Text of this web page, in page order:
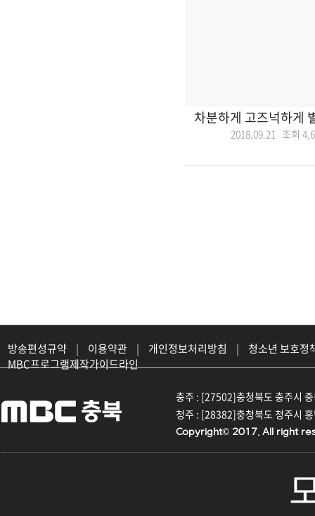
차분하게 고즈넉하게
2018.09.21 조회
방송편성규약 | 이용약관 | 개인정보처리방침 |
청소년 보호정
MBC프로그램제작가이드라인
충주 : [27502]충청북도 충주시
청주 : [28382]충청북도 청주시
Copyright© 2017. All right